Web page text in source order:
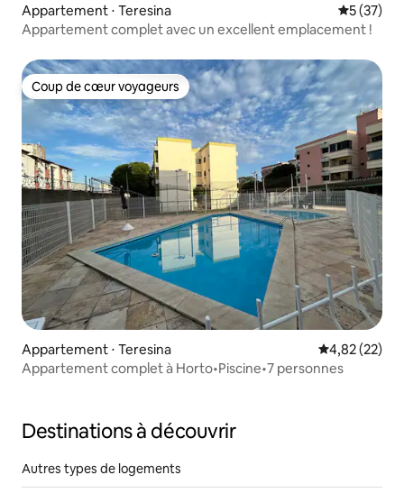
Appartement ⋅ Teresina
5 (37)
Appartement complet avec un excellent emplacement !
Coup de cœur voyageurs
Coup de cœur voyageurs
Appartement ⋅ Teresina Évaluation
4,82 (22)
Appartement complet à Horto•Piscine•7 personnes
Destinations à découvrir
Autres types de logements